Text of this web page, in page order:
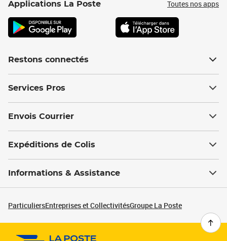
Applications La Poste Toutes nos apps
Restons connectés
Services Pros
Envois Courrier
Expéditions de Colis
Informations & Assistance
ParticuliersEntreprises et CollectivitésGroupe La Poste